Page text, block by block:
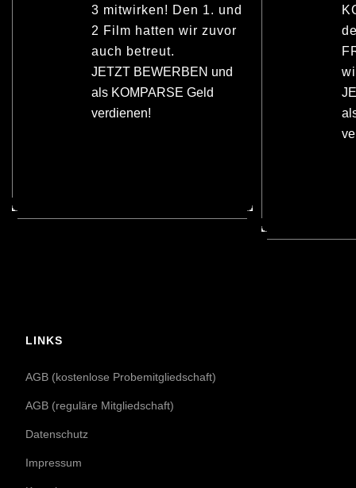
3 mitwirken! Den 1. und
2 Film hatten wir zuvor
auch betreut.
JETZT BEWERBEN und
als KOMPARSE Geld
verdienen!
LINKS
AGB (kostenlose Probemitgliedschaft)
AGB (reguläre Mitgliedschaft)
Datenschutz
Impressum